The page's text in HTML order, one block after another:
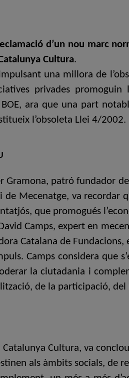
d’un nou marc
Cultura.
una millora de
privades
ara que una part
l’obsoleta Llei 4/2002.
Gramona, patró fundador
de Mecenatge, va
que promogués
Camps, expert en
Catalana de
Camps considera
la ciutadania i
de la participació,
Cultura, va
als àmbits socials, de